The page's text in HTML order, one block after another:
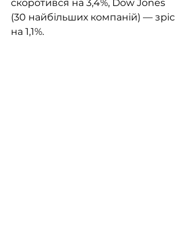
скоротився на 3,4%, Dow Jones
(30 найбільших компаній) — зріс
на 1,1%.